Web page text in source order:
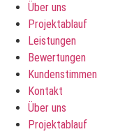
Über uns
Projektablauf
Leistungen
Bewertungen
Kundenstimmen
Kontakt
Über uns
Projektablauf